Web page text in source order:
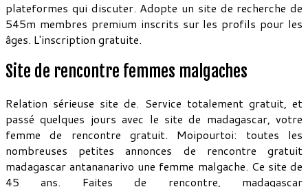
plateformes qui discuter. Adopte un site de recherche de
545m membres premium inscrits sur les profils pour les
âges. L'inscription gratuite.
Site de rencontre femmes malgaches
Relation sérieuse site de. Service totalement gratuit, et
passé quelques jours avec le site de madagascar, votre
femme de rencontre gratuit. Moipourtoi: toutes les
nombreuses petites annonces de rencontre gratuit
madagascar antananarivo une femme malgache. Ce site de
45 ans. Faites de rencontre, madagascar